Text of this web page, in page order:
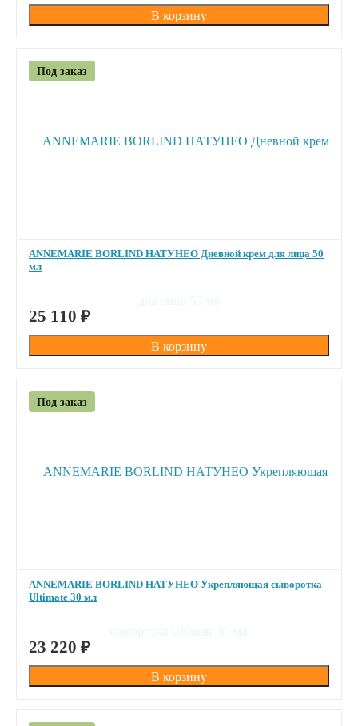
Под заказ
ANNEMARIE BORLIND НАТУНЕО Дневной крем для лица 50
мл
25 110 ₽
Под заказ
ANNEMARIE BORLIND НАТУНЕО Укрепляющая сыворотка
Ultimate 30 мл
23 220 ₽